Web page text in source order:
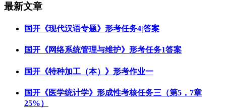
最新文章
国开《现代汉语专题》形考任务4|答案
国开《网络系统管理与维护》形考任务1答案
国开《特种加工（本）》形考作业一
国开《医学统计学》形成性考核任务三（第5，7章
25%）